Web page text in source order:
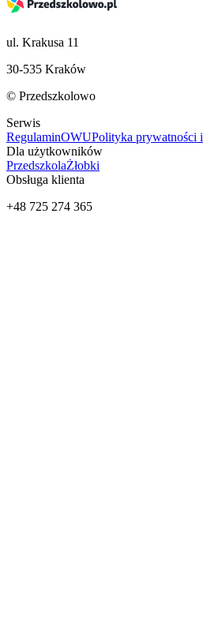
ul. Krakusa 11
30-535 Kraków
© Przedszkolowo
Serwis
RegulaminOWUPolityka prywatności
Dla użytkowników
PrzedszkolaŻłobki
Obsługa klienta
+48 725 274 365